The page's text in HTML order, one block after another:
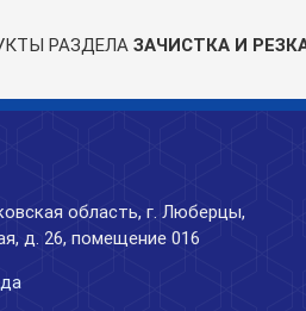
РАЗДЕЛА ЗАЧИСТКА И
область, г. Люберцы,
д. 26, помещение 016